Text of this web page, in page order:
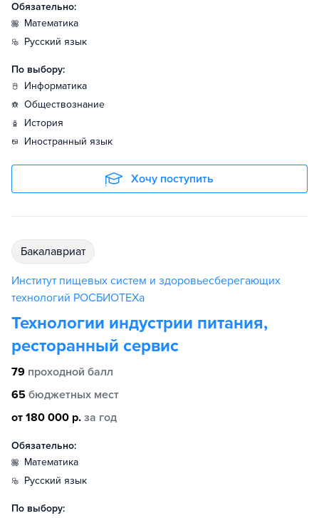
Обязательно:
математика
русский язык
По выбору:
информатика
обществознание
история
иностранный язык
Хочу поступить
бакалавриат
Институт пищевых систем и здоровьесберегающих
технологий РОСБИОТЕХа
Технологии индустрии питания,
ресторанный сервис
79 проходной балл
65 бюджетных мест
от 180 000 р. за год
Обязательно:
математика
русский язык
По выбору: